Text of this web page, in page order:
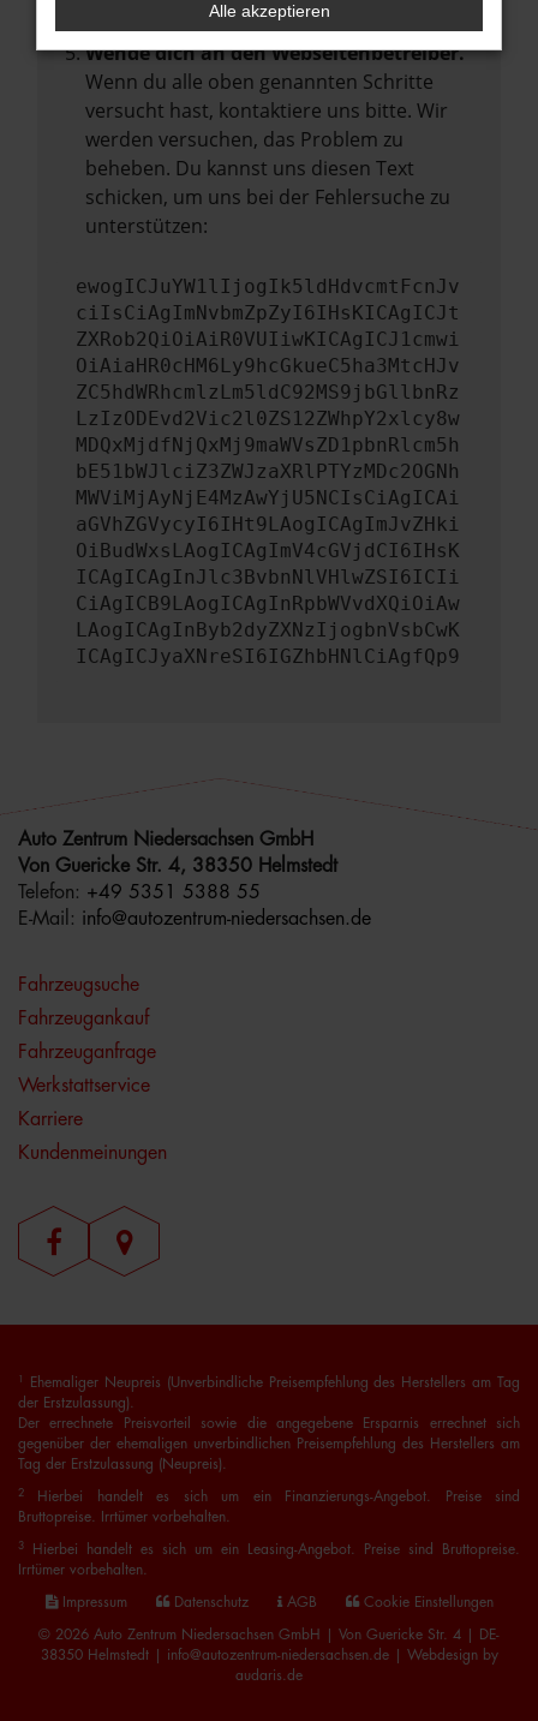
mehr unterstützt werden.
Wende dich an den Webseitenbetreiber.
Wenn du alle oben genannten Schritte
versucht hast, kontaktiere uns bitte. Wir
werden versuchen, das Problem zu
beheben. Du kannst uns diesen Text
schicken, um uns bei der Fehlersuche zu
unterstützen:
ewogICJuYW1lIjogIk5ldHdvcmtFcnJv
ciIsCiAgImNvbmZpZyI6IHsKICAgICJt
ZXRob2QiOiAiR0VUIiwKICAgICJ1cmwi
OiAiaHR0cHM6Ly9hcGkueC5ha3MtcHJv
ZC5hdWRhcmlzLm5ldC92MS9jbGllbnRz
LzIzODEvd2Vic2l0ZS12ZWhpY2xlcy8w
MDQxMjdfNjQxMj9maWVsZD1pbnRlcm5h
bE51bWJlciZ3ZWJzaXRlPTYzMDc2OGNh
MWViMjAyNjE4MzAwYjU5NCIsCiAgICAi
aGVhZGVycyI6IHt9LAogICAgImJvZHki
OiBudWxsLAogICAgImV4cGVjdCI6IHsK
ICAgICAgInJlc3BvbnNlVHlwZSI6ICIi
CiAgICB9LAogICAgInRpbWVvdXQiOiAw
LAogICAgInByb2dyZXNzIjogbnVsbCwK
ICAgICJyaXNreSI6IGZhbHNlCiAgfQp9
Auto Zentrum Niedersachsen GmbH
Von Guericke Str. 4, 38350 Helmstedt
Telefon: +49 5351 5388 55
E-Mail: info@autozentrum-niedersachsen.de
Fahrzeugsuche
Fahrzeugankauf
Fahrzeuganfrage
Werkstattservice
Karriere
Kundenmeinungen
1
Ehemaliger Neupreis (Unverbindliche Preisempfehlung des Herstellers am Tag
der Erstzulassung).
Der errechnete Preisvorteil sowie die angegebene Ersparnis errechnet sich
gegenüber der ehemaligen unverbindlichen Preisempfehlung des Herstellers am
Tag der Erstzulassung (Neupreis).
2
Hierbei handelt es sich um ein Finanzierungs-Angebot. Preise sind
Bruttopreise. Irrtümer vorbehalten.
3
Hierbei handelt es sich um ein Leasing-Angebot. Preise sind Bruttopreise.
Irrtümer vorbehalten.
Impressum Datenschutz AGB Cookie Einstellungen
© 2026 Auto Zentrum Niedersachsen GmbH | Von Guericke Str. 4 | DE-
38350 Helmstedt | info@autozentrum-niedersachsen.de | Webdesign by
audaris.de
Alle akzeptieren